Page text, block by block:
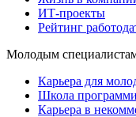
ИТ-проекты
Рейтинг
Молодым
Карьера для
Школа
Карьера в